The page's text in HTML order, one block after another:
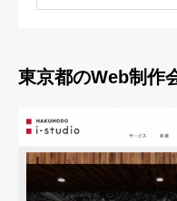
東京都のWeb制作